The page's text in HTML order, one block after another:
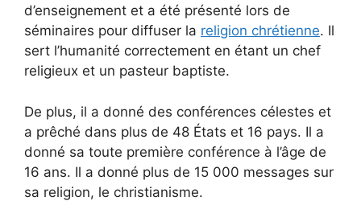
d’enseignement et a été présenté lors de
séminaires pour diffuser la religion chrétienne. Il
sert l’humanité correctement en étant un chef
religieux et un pasteur baptiste.
De plus, il a donné des conférences célestes et
a prêché dans plus de 48 États et 16 pays. Il a
donné sa toute première conférence à l’âge de
16 ans. Il a donné plus de 15 000 messages sur
sa religion, le christianisme.